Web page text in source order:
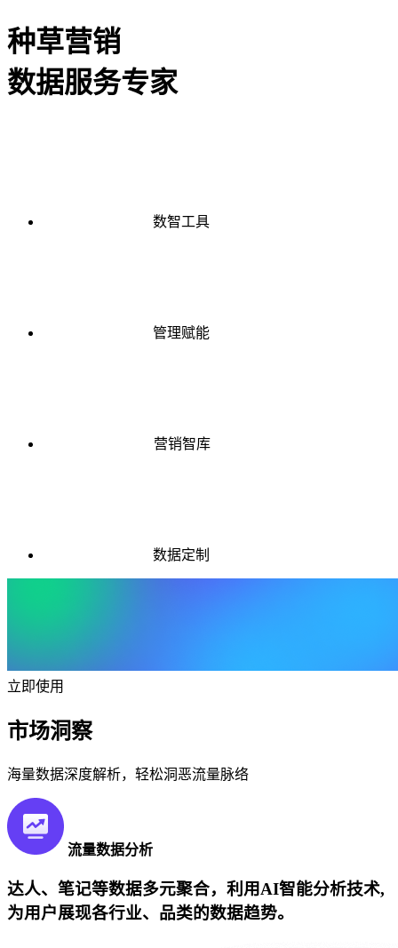
种草营销
数据服务专家
数智工具
管理赋能
营销智库
数据定制
立即使用
市场洞察
海量数据深度解析，轻松洞恶流量脉络
流量数据分析
达人、笔记等数据多元聚合，利用AI智能分析技术,
为用户展现各行业、品类的数据趋势。